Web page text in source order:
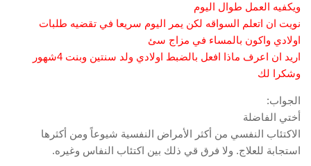
ويكفيه العمل طوال اليوم
نويت ان اتعلم السواقه لكن يمر اليوم سريعا في تقضيه طلبات
اولادي واكون بالمساء في مزاج سئ
اريد ان اعرف ماذا افعل بالضبط اولادي ولد سنتين وبنت 4شهور
وشكرا لك
الجواب:
أختي الفاضلة
الاكتئاب النفسي من أكثر الأمراض النفسية شيوعاً ومن أكثرها
استجابة للعلاج. ولا فرق قي ذلك بين اكتئاب النفاس وغيره.